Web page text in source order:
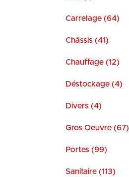
Carrelage (64)
Châssis (41)
Chauffage (12)
Déstockage (4)
Divers (4)
Gros Oeuvre (67)
Portes (99)
Sanitaire (113)